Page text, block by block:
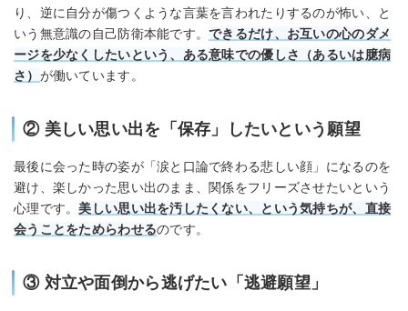
り、逆に自分が傷つくような言葉を言われたりするのが怖い、と
いう無意識の自己防衛本能です。できるだけ、お互いの心のダメ
ージを少なくしたいという、ある意味での優しさ（あるいは臆病
さ） が働いています。
② 美しい思い出を「保存」したいという願望
最後に会った時の姿が「涙と口論で終わる悲しい顔」になるのを
避け、楽しかった思い出のまま、関係をフリーズさせたいという
心理です。美しい思い出を汚したくない、という気持ちが、直接
会うことをためらわせるのです。
③ 対立や面倒から逃げたい「逃避願望」